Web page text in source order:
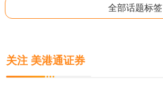
全部话题标签
关注 美港通证券